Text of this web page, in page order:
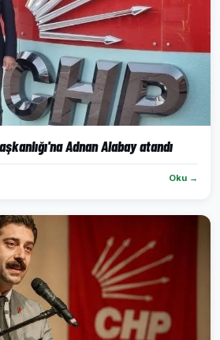
Adnan Alabay atandı
Oku →